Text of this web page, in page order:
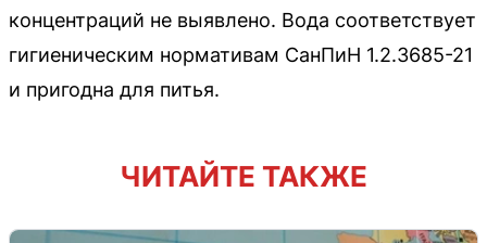
концентраций не выявлено. Вода соответствует
гигиеническим нормативам СанПиН 1.2.3685-21
и пригодна для питья.
ЧИТАЙТЕ ТАКЖЕ